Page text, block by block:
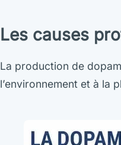
Les causes
La production de
l’environnement et à la